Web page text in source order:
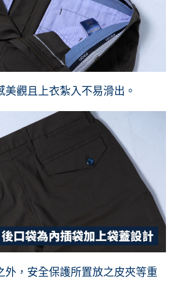
美觀且上衣紮入不易滑出。
外，安全保護所置放之皮夾等重